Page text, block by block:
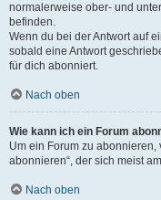
normalerweise ober- und
befinden.
Wenn du bei der Antwort auf
sobald eine Antwort
für dich abonniert.
Nach oben
Wie kann ich ein Forum
Um ein Forum zu abonnieren,
abonnieren“, der sich meist
Nach oben